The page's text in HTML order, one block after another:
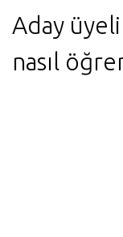
Aday
nasıl